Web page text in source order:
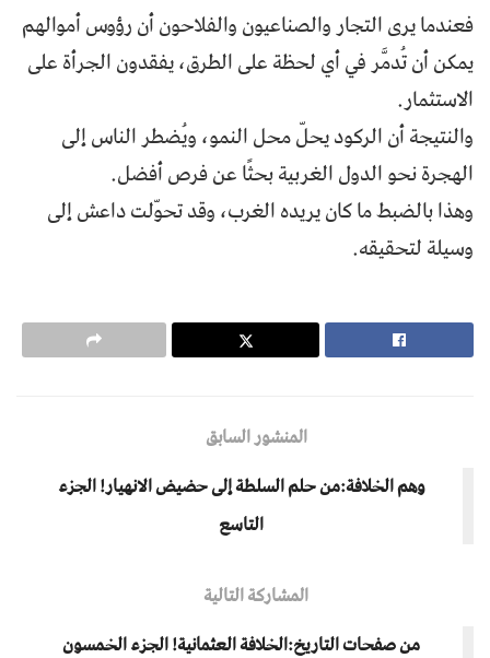
فعندما يرى التجار والصناعيون والفلاحون أن رؤوس أموالهم
يمكن أن تُدمَّر في أي لحظة على الطرق، يفقدون الجرأة على
الاستثمار.
والنتيجة أن الركود يحلّ محل النمو، ويُضطر الناس إلى
الهجرة نحو الدول الغربية بحثًا عن فرص أفضل.
وهذا بالضبط ما كان يريده الغرب، وقد تحوّلت داعش إلى
وسيلة لتحقيقه.
المنشور السابق
وهم الخلافة:من حلم السلطة إلى حضیض الانهيار! الجزء
التاسع
المشاركة التالية
من صفحات التاريخ:الخلافة العثمانية! الجزء الخمسون